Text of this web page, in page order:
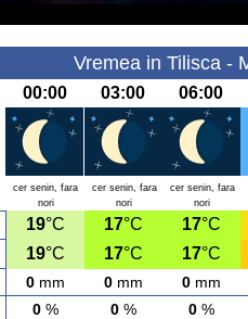
Vremea in Tilisca -
00:00 03:00 06:00
cer senin, fara
nori
cer senin, fara
nori
cer senin, fara
nori
19°C 17°C 17°C
19°C 17°C 17°C
0mm 0mm 0mm
0% 0% 0%